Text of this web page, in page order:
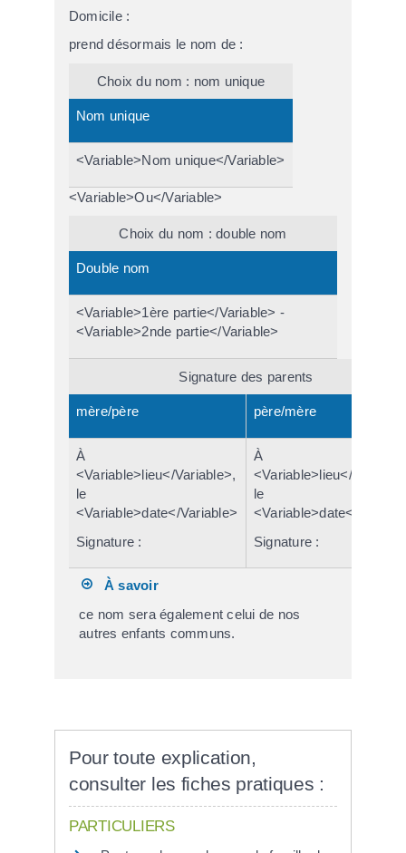
Domicile :
prend désormais le nom de :
Choix du nom : nom unique
Nom unique
<Variable>Nom unique</Variable>
<Variable>Ou</Variable>
Choix du nom : double nom
Double nom
<Variable>1ère partie</Variable> -
<Variable>2nde partie</Variable>
Signature des parents
mère/père père/mère
À
<Variable>lieu</Variable>,
le
<Variable>date</Variable>
Signature :
À
<Variable>lieu</
le
<Variable>date</
Signature :
À savoir
ce nom sera également celui de nos
autres enfants communs.
Pour toute explication,
consulter les fiches pratiques :
PARTICULIERS